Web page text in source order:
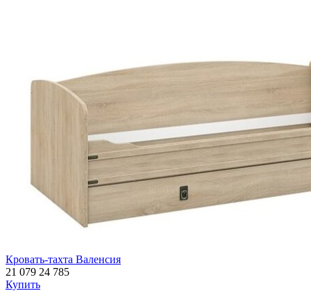
Кровать-тахта Валенсия
21 079 24 785
Купить